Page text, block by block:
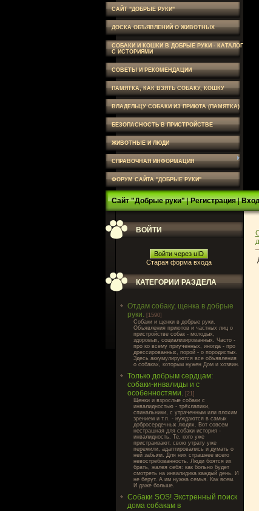
САЙТ "ДОБРЫЕ РУКИ"
ДОСКА ОБЪЯВЛЕНИЙ О ЖИВОТНЫХ
СОБАКИ И КОШКИ В ДОБРЫЕ РУКИ - КАТАЛОГ
С ИСТОРИЯМИ
СОВЕТЫ И РЕКОМЕНДАЦИИ
ПАМЯТКА, КАК ВЗЯТЬ СОБАКУ, КОШКУ
ВЛАДЕЛЬЦУ СОБАКИ ИЗ ПРИЮТА (ПАМЯТКА)
БЕЗОПАСНОСТЬ В ПРИСТРОЙСТВЕ
ЖИВОТНЫЕ И ЛЮДИ
СПРАВОЧНАЯ ИНФОРМАЦИЯ
ФОРУМ САЙТА "ДОБРЫЕ РУКИ"
Сайт "Добрые руки"|Регистрация|
ВОЙТИ
Войти через uID
Старая форма входа
КАТЕГОРИИ РАЗДЕЛА
Отдам собаку, щенка в добрые
руки. [1590]
Cобаки и щенки в добрые руки.
Объявления приютов и частных лиц о
пристройстве собак - молодых,
здоровых, социализированных. Часто -
про ко всему приученных, иногда - про
дрессированных, порой - о породистых.
Здесь аккумулируются все объявления
о собаках, которым нужен Дом и хозяин.
Только добрым сердцам:
собаки-инвалиды и с
особенностями. [21]
Щенки и взрослые собаки с
инвалидностью - трёхлапики,
спинальники, с утраченным или плохим
зрением и т.п. - нуждаются в самых
добросердечных людях. Вот совсем
нестрашная для собаки история -
инвалидность. Те, кого уже
пристраивают, свою утрату уже
пережили, адаптировались и думать о
ней забыли. Для них страшнее всего
невостребованность. Люди боятся их
брать, жалея себя: как больно будет
смотреть на инвалидика каждый день. И
не берут. А им нужна семья. Как всем.
И даже больше.
Собаки SOS! Экстренный поиск
дома собакам в